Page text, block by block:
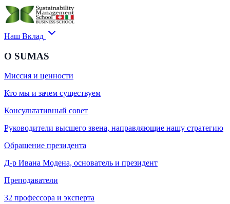
Наш Вклад
О SUMAS
Миссия и ценности
Кто мы и зачем существуем
Консультативный совет
Руководители высшего звена, направляющие нашу стратегию
Обращение президента
Д-р Ивана Модена, основатель и президент
Преподаватели
32 профессора и эксперта